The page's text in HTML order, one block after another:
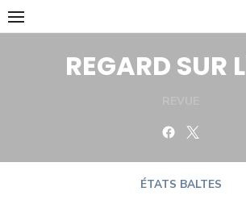
Skip
to
REGARD SUR
Facebook
ÉTATS BALTES